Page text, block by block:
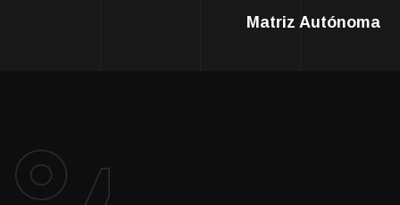
Matriz Autónoma